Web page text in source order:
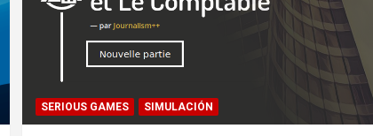
SERIOUS GAMES SIMULACIÓN